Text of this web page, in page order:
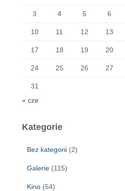
3 4 5 6
10 11 12 13
17 18 19 20
24 25 26 27
31
« cze
Kategorie
Bez kategorii (2)
Galerie (115)
Kino (54)